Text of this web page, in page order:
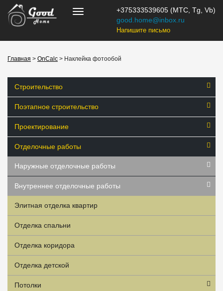
+375333539605 (МТС, Tg, Vb)
good.home@inbox.ru
Напишите письмо
Главная > OnCalc > Наклейка фотообой
Строительство
Поэтапное строительство
Проектирование
Отделочные работы
Наружные отделочные работы
Внутреннее отделочные работы
Элитная отделка квартир
Отделка спальни
Отделка коридора
Отделка детской
Потолки